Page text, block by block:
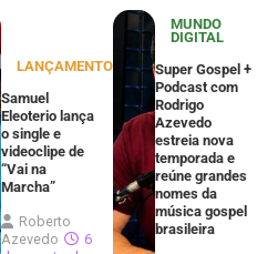
LANÇAMENTOS
Samuel
Eleoterio lança
o single e
videoclipe de
“Vai na
Marcha”
Roberto
Azevedo
6
MUNDO
DIGITAL
Super Gospel +
Podcast com
Rodrigo
Azevedo
estreia nova
temporada e
reúne grandes
nomes da
música gospel
brasileira